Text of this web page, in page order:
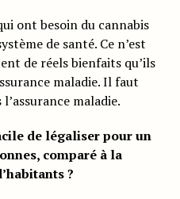
ont besoin du cannabis
de santé. Ce n’est
de réels bienfaits qu’ils
maladie. Il faut
maladie.
de légaliser pour un
comparé à la
?